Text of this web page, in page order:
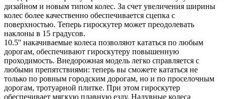
дизайном и новым типом колес. За счет увеличения ширины
колес более качественно обеспечивается сцепка с
поверхностью. Теперь гироскутер может преодолевать
наклоны в 15 градусов.
10.5'' накачиваемые колеса позволяют кататься по любым
дорогам, обеспечивают гироскутеру повышенную
проходимость. Внедорожная модель легко справляется с
любыми препятствиями: теперь вы сможете кататься не
только по ровным городским дорогам, но и по проселочным
дорогам, тротуарной плитке. При этом гироскутер
обеспечивает мягкую плавную езду. Надувные колеса